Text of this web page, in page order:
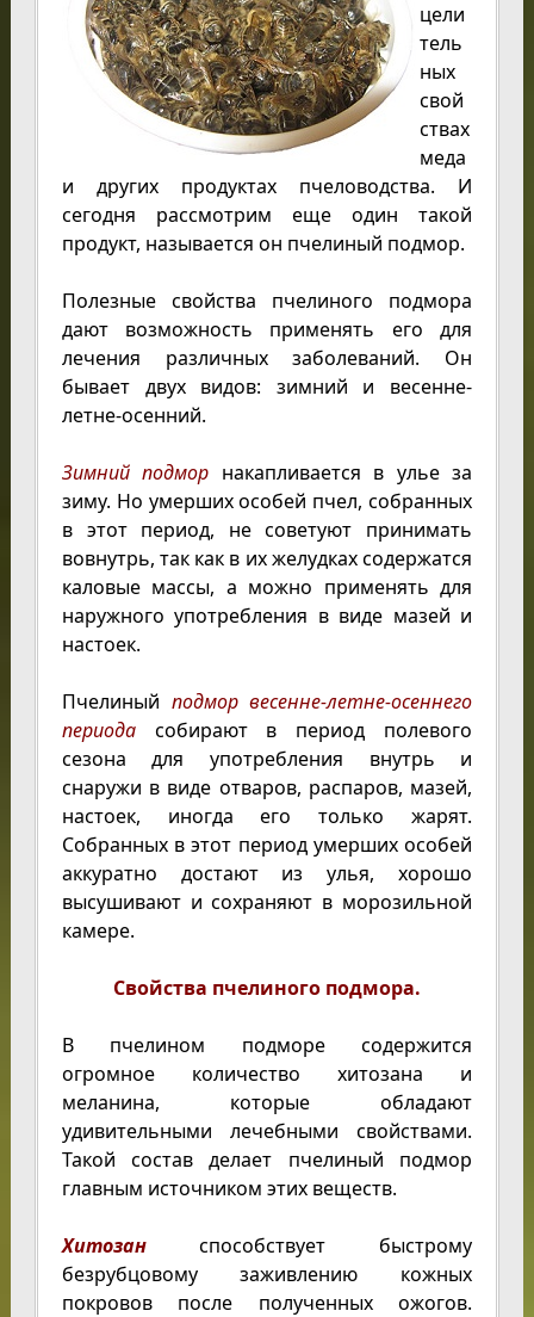
цели
тель
ных
свой
ствах
меда
и других продуктах пчеловодства. И
сегодня рассмотрим еще один такой
продукт, называется он пчелиный подмор.
Полезные свойства пчелиного подмора
дают возможность применять его для
лечения различных заболеваний. Он
бывает двух видов: зимний и весенне-
летне-осенний.
Зимний подмор накапливается в улье за
зиму. Но умерших особей пчел, собранных
в этот период, не советуют принимать
вовнутрь, так как в их желудках содержатся
каловые массы, а можно применять для
наружного употребления в виде мазей и
настоек.
Пчелиный подмор весенне-летне-осеннего
периодасобирают в период полевого
сезона для употребления внутрь и
снаружи в виде отваров, распаров, мазей,
настоек, иногда его только жарят.
Собранных в этот период умерших особей
аккуратно достают из улья, хорошо
высушивают и сохраняют в морозильной
камере.
Свойства пчелиного подмора.
В пчелином подморе содержится
огромное количество хитозана и
меланина, которые обладают
удивительными лечебными свойствами.
Такой состав делает пчелиный подмор
главным источником этих веществ.
Хитозанспособствует быстрому
безрубцовому заживлению кожных
покровов после полученных ожогов.